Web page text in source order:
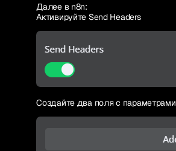
Далее в n8n:
Активируйте Send Headers
Создайте два поля с параметрами